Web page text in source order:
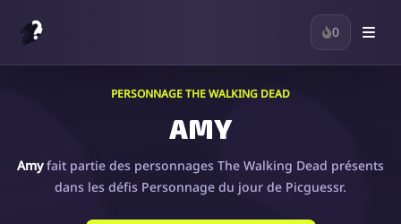
0
PERSONNAGE THE WALKING DEAD
AMY
Amyfait partie des personnages The Walking Dead présents
dans les défis Personnage du jour de Picguessr.